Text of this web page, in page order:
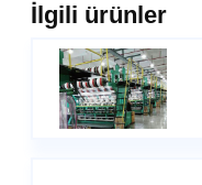
İlgili ürünler